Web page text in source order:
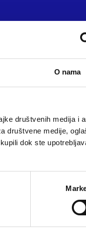
O nama
društvenih medija i
društvene medije,
dok ste